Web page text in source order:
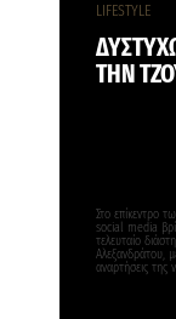
LIFESTYLE
ΤΗΝ
Στο επίκεντρο
social media
τελευταίο
Αλεξανδράτου,
αναρτήσεις της